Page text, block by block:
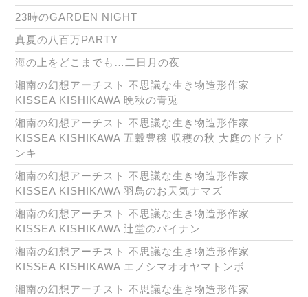
23時のGARDEN NIGHT
真夏の八百万PARTY
海の上をどこまでも…二日月の夜
湘南の幻想アーチスト 不思議な生き物造形作家
KISSEA KISHIKAWA 晩秋の青兎
湘南の幻想アーチスト 不思議な生き物造形作家
KISSEA KISHIKAWA 五穀豊穣 収穫の秋 大庭のドラド
ンキ
湘南の幻想アーチスト 不思議な生き物造形作家
KISSEA KISHIKAWA 羽鳥のお天気ナマズ
湘南の幻想アーチスト 不思議な生き物造形作家
KISSEA KISHIKAWA 辻堂のパイナン
湘南の幻想アーチスト 不思議な生き物造形作家
KISSEA KISHIKAWA エノシマオオヤマトンボ
湘南の幻想アーチスト 不思議な生き物造形作家